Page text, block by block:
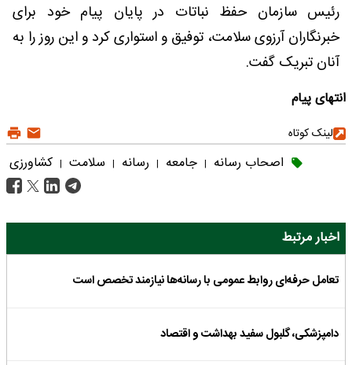
رئیس سازمان حفظ نباتات در پایان پیام خود برای
خبرنگاران آرزوی سلامت، توفیق و استواری کرد و این روز را به
آنان تبریک گفت.
انتهای پیام
لینک کوتاه
اصحاب رسانه | جامعه | رسانه | سلامت | کشاورزی
اخبار مرتبط
تعامل حرفه‌ای روابط عمومی با رسانه‌ها نیازمند تخصص است
دامپزشکی، گلبول سفید بهداشت و اقتصاد